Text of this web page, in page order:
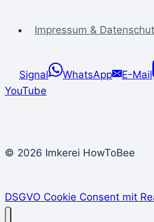
Impressum &
Signal WhatsApp E-Mail
YouTube
© 2026 Imkerei HowToBee
DSGVO Cookie Consent mit